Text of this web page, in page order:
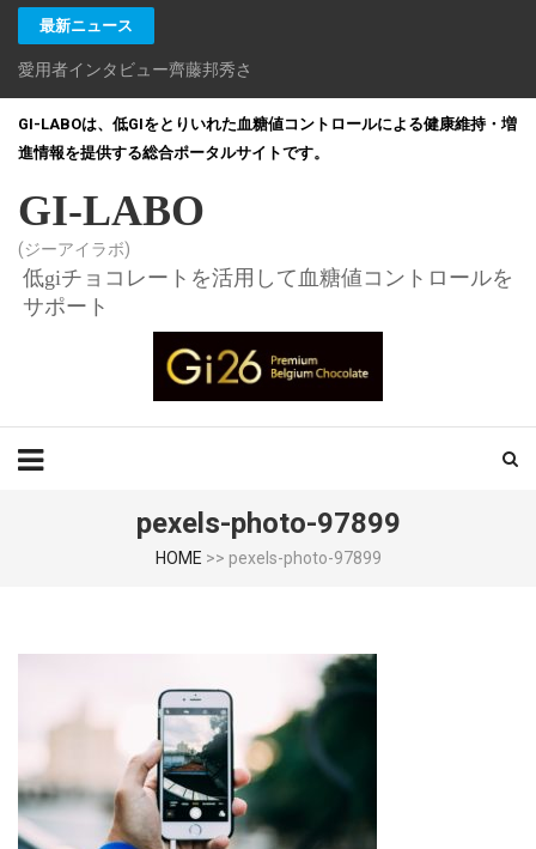
最新ニュース
愛用者インタビュー齊藤邦秀さん
GI-LABOは、低GIをとりいれた血糖値コントロールによる健康維持・増
進情報を提供する総合ポータルサイトです。
GI-LABO
(ジーアイラボ)
低giチョコレートを活用して血糖値コントロールを
サポート
pexels-photo-97899
HOME >> pexels-photo-97899